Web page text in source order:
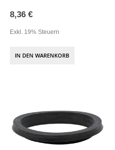
8,36 €
Exkl. 19% Steuern
IN DEN WARENKORB